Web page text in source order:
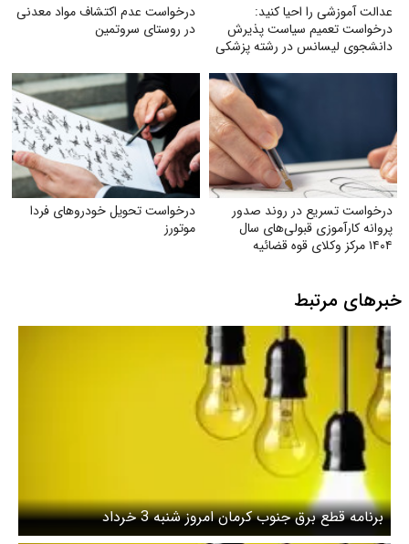
عدالت آموزشی را احیا کنید:
درخواست تعمیم سیاست پذیرش
دانشجوی لیسانس در رشته پزشکی
درخواست عدم اکتشاف مواد معدنی
در روستای سروتمین
درخواست تسریع در روند صدور
پروانه کارآموزی قبولی‌های سال
۱۴۰۴ مرکز وکلای قوه‌ قضائیه
درخواست تحویل خودروهای فردا
موتورز
خبرهای مرتبط
برنامه قطع برق جنوب کرمان امروز شنبه 3 خرداد